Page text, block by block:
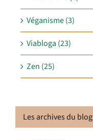
Véganisme (3)
Viabloga (23)
Zen (25)
Les archives du blog